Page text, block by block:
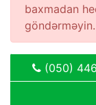
baxmadan
göndərməyin.
(050)